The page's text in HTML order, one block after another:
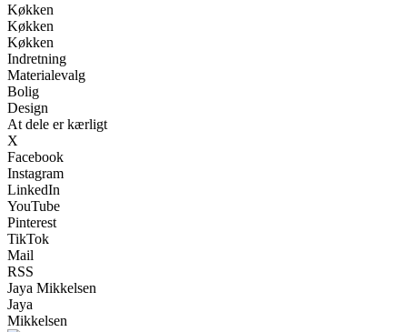
Køkken
Køkken
Køkken
Indretning
Materialevalg
Bolig
Design
At dele er kærligt
X
Facebook
Instagram
LinkedIn
YouTube
Pinterest
TikTok
Mail
RSS
Jaya Mikkelsen
Jaya
Mikkelsen